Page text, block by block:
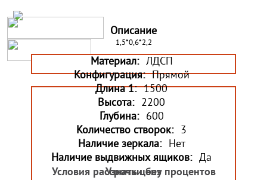
Описание
1,5*0,6*2,2
Материал: ЛДСП
Конфигурация: Прямой
Длина 1: 1500
Высота: 2200
Глубина: 600
Количество створок: 3
Наличие зеркала: Нет
Наличие выдвижных ящиков: Да
Узнать цену
Условия рассрочки без процентов